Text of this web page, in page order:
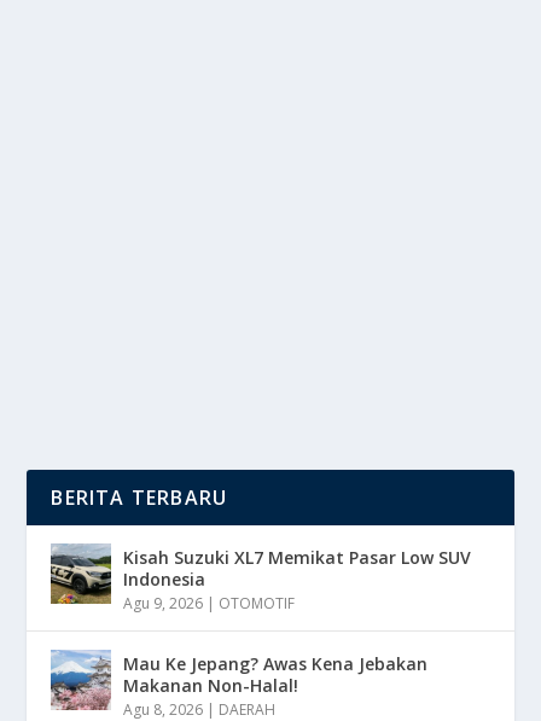
BERITA TERBARU
Kisah Suzuki XL7 Memikat Pasar Low SUV
Indonesia
Agu 9, 2026 | OTOMOTIF
Mau Ke Jepang? Awas Kena Jebakan
Makanan Non-Halal!
Agu 8, 2026 | DAERAH